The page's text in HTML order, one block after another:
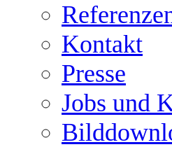
Kontakt
Presse
Jobs und